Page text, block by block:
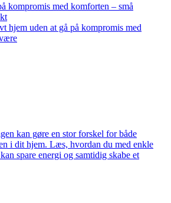
kompromis med komforten – små
hjem uden at gå på kompromis med
kan gøre en stor forskel for både
i dit hjem. Læs, hvordan du med enkle
spare energi og samtidig skabe et